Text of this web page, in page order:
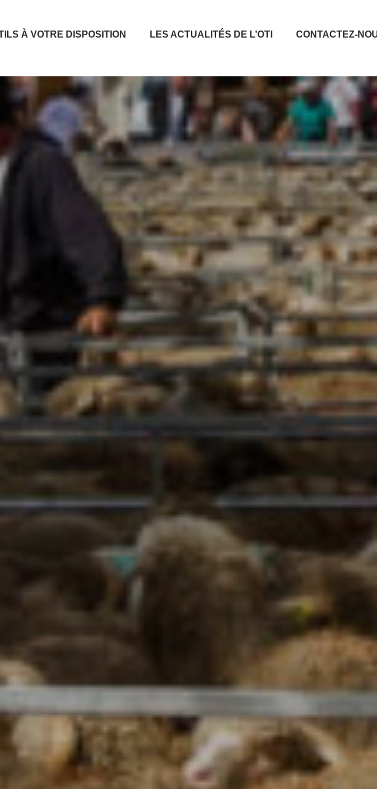
À VOTRE DISPOSITION LES ACTUALITÉS DE L’OTI CONTACTEZ-